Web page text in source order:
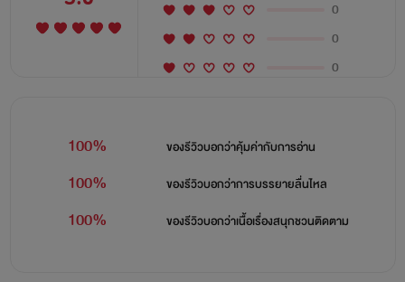
0
0
0
100% ของรีวิวบอกว่าคุ้มค่ากับการอ่าน
100% ของรีวิวบอกว่าการบรรยายลื่นไหล
100% ของรีวิวบอกว่าเนื้อเรื่องสนุกชวนติดตาม